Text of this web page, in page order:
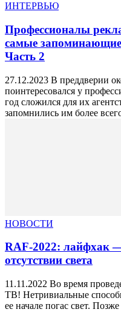
ИНТЕРВЬЮ
Профессионалы
самые
Часть 2
27.12.2023 В преддверии
поинтересовался у
год сложился для их
запомнились им более
НОВОСТИ
RAF-2022: лайфхак
отсутствии света
11.11.2022 Во время
ТВ! Нетривиальные
ее начале погас свет.